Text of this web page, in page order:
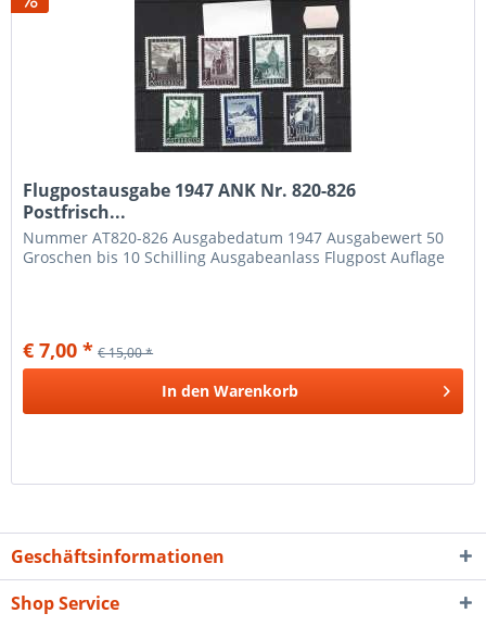
Flugpostausgabe 1947 ANK Nr. 820-826
Postfrisch...
Nummer AT820-826 Ausgabedatum 1947 Ausgabewert 50
Groschen bis 10 Schilling Ausgabeanlass Flugpost Auflage
€ 7,00 * € 15,00 *
In den Warenkorb
Geschäftsinformationen
Shop Service